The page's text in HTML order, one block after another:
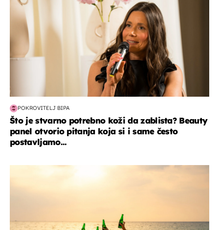
POKROVITELJ BIPA
Što je stvarno potrebno koži da zablista? Beauty
panel otvorio pitanja koja si i same često
postavljamo...